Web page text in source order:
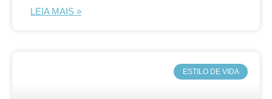
LEIA MAIS »
ESTILO DE VIDA